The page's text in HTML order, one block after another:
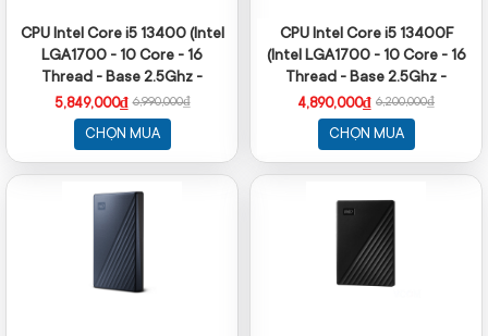
CPU Intel Core i5 13400 (Intel
LGA1700 - 10 Core - 16
Thread - Base 2.5Ghz -
Turbo 4.6Ghz - Cache 20MB)
5,849,000₫ 6,990,000₫
CHỌN MUA
CPU Intel Core i5 13400F
(Intel LGA1700 - 10 Core - 16
Thread - Base 2.5Ghz -
Turbo 4.6Ghz - Cache 20MB
- No iGPU)
4,890,000₫ 6,200,000₫
CHỌN MUA